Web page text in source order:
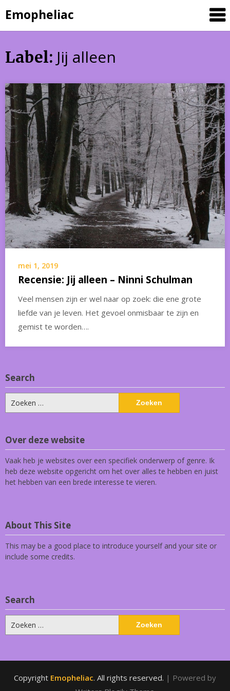
to
content
Emopheliac
Label: Jij alleen
mei 1, 2019
Recensie: Jij alleen – Ninni Schulman
Veel mensen zijn er wel naar op zoek: die ene grote
liefde van je leven. Het gevoel onmisbaar te zijn en
gemist te worden….
Search
Zoeken
naar:
Over deze website
Vaak heb je websites over een specifiek onderwerp of genre. Ik
heb deze website opgericht om het over alles te hebben en juist
het hebben van een brede interesse te vieren.
About This Site
This may be a good place to introduce yourself and your site or
include some credits.
Search
Zoeken
naar:
Copyright Emopheliac. All rights reserved. | Powered by